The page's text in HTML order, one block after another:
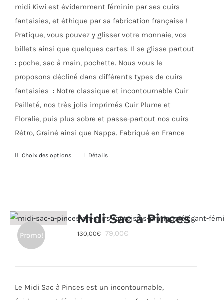
midi Kiwi est évidemment féminin par ses cuirs
fantaisies, et éthique par sa fabrication française !
Pratique, vous pouvez y glisser votre monnaie, vos
billets ainsi que quelques cartes. Il se glisse partout
: poche, sac à main, pochette. Nous vous le
proposons décliné dans différents types de cuirs
fantaisies : Notre classique et incontournable Cuir
Pailleté, nos très jolis imprimés Cuir Plume et
Floralie, puis plus sobre et passe-partout nos cuirs
Rétro, Grainé ainsi que Nappa. Fabriqué en France
Choix des options
Ce
variations.
Les
sur
Détails
Promo!
Midi Sac à Pinces
130,00€
Le
130,00€.
79,00€Le
79,00€.
Le Midi Sac à Pinces est un incontournable,